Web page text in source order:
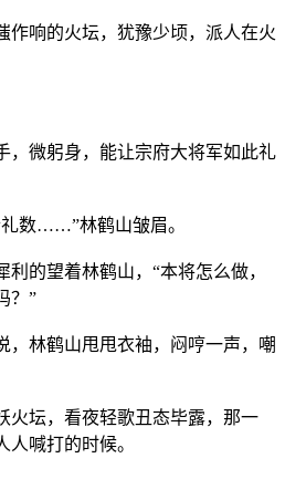
作响的火坛，犹豫少顷，派人在火
，微躬身，能让宗府大将军如此礼
数……”林鹤山皱眉。
的望着林鹤山，“本将怎么做，
？”
，林鹤山甩甩衣袖，闷哼一声，嘲
火坛，看夜轻歌丑态毕露，那一
喊打的时候。